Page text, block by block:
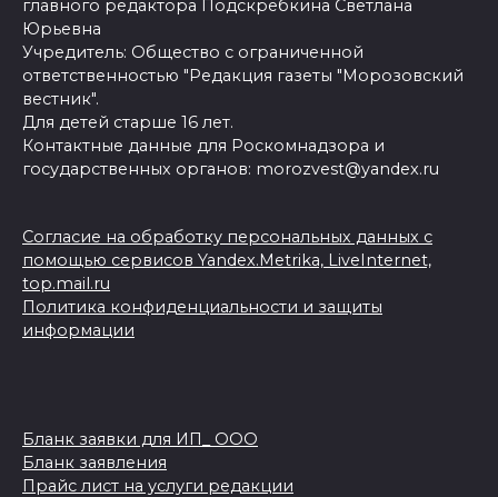
главного редактора Подскребкина Светлана
Юрьевна
Учредитель: Общество с ограниченной
ответственностью "Редакция газеты "Морозовский
вестник".
Для детей старше 16 лет.
Контактные данные для Роскомнадзора и
государственных органов: morozvest@yandex.ru
Согласие на обработку персональных данных с
помощью сервисов Yandex.Metrika, LiveInternet,
top.mail.ru
Политика конфиденциальности и защиты
информации
Бланк заявки для ИП_ ООО
Бланк заявления
Прайс лист на услуги редакции